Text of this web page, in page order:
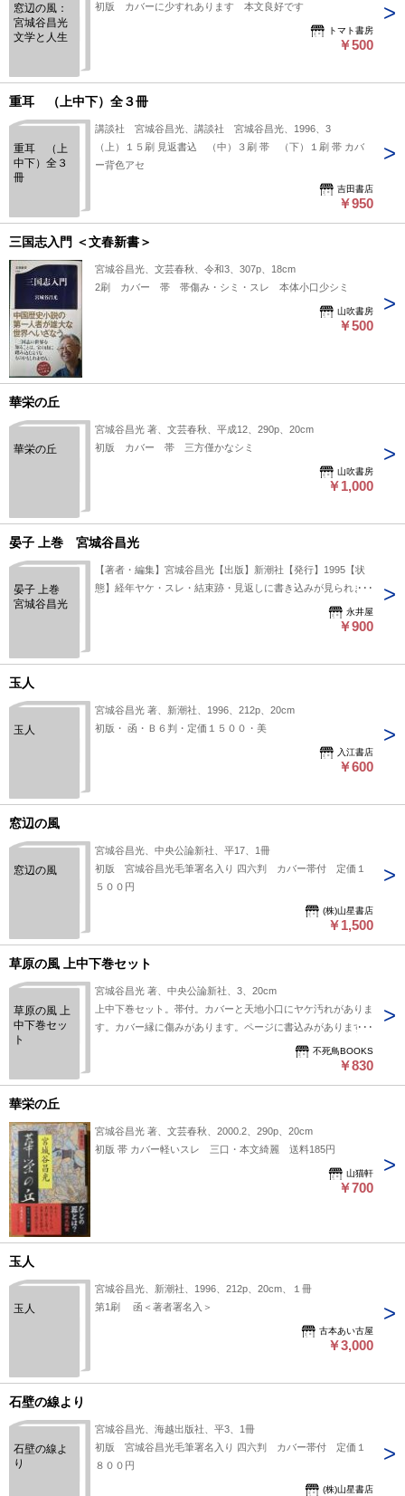
窓辺の風：
宮城谷昌光
文学と人生
初版 カバーに少すれあります 本文良好です
トマト書房
￥500
重耳 （上中下）全３冊
重耳 （上
中下）全３
冊
講談社 宮城谷昌光、講談社 宮城谷昌光、1996、3
（上）１５刷 見返書込 （中）３刷 帯 （下）１刷 帯 カバ
ー背色アセ
吉田書店
￥950
三国志入門 ＜文春新書＞
宮城谷昌光、文芸春秋、令和3、307p、18cm
2刷 カバー 帯 帯傷み・シミ・スレ 本体小口少シミ
山吹書房
￥500
華栄の丘
華栄の丘
宮城谷昌光 著、文芸春秋、平成12、290p、20cm
初版 カバー 帯 三方僅かなシミ
山吹書房
￥1,000
晏子 上巻 宮城谷昌光
晏子 上巻
宮城谷昌光
【著者・編集】宮城谷昌光【出版】新潮社【発行】1995【状
態】経年ヤケ・スレ・結束跡・見返しに書き込みが見られま
永井屋
￥900
玉人
玉人
宮城谷昌光 著、新潮社、1996、212p、20cm
初版・ 函・Ｂ６判・定価１５００・美
入江書店
￥600
窓辺の風
窓辺の風
宮城谷昌光、中央公論新社、平17、1冊
初版 宮城谷昌光毛筆署名入り 四六判 カバー帯付 定価１
５００円
(株)山星書店
￥1,500
草原の風 上中下巻セット
草原の風 上
中下巻セッ
ト
宮城谷昌光 著、中央公論新社、3、20cm
上中下巻セット。帯付。カバーと天地小口にヤケ汚れがありま
す。カバー縁に傷みがあります。ページに書込みがあります。
不死鳥BOOKS
￥830
華栄の丘
宮城谷昌光 著、文芸春秋、2000.2、290p、20cm
初版 帯 カバー軽いスレ 三口・本文綺麗 送料185円
山猫軒
￥700
玉人
玉人
宮城谷昌光、新潮社、1996、212p、20cm、１冊
第1刷 函＜著者署名入＞
古本あい古屋
￥3,000
石壁の線より
石壁の線よ
り
宮城谷昌光、海越出版社、平3、1冊
初版 宮城谷昌光毛筆署名入り 四六判 カバー帯付 定価１
８００円
(株)山星書店